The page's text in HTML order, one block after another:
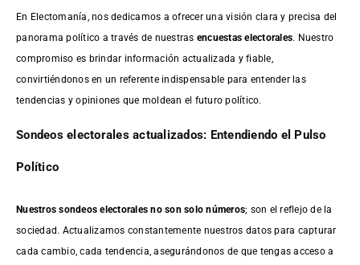
En Electomanía, nos dedicamos a ofrecer una visión clara y precisa del
panorama político a través de nuestras encuestas electorales. Nuestro
compromiso es brindar información actualizada y fiable,
convirtiéndonos en un referente indispensable para entender las
tendencias y opiniones que moldean el futuro político.
Sondeos electorales actualizados: Entendiendo el Pulso
Político
Nuestros sondeos electorales no son solo números; son el reflejo de la
sociedad. Actualizamos constantemente nuestros datos para capturar
cada cambio, cada tendencia, asegurándonos de que tengas acceso a